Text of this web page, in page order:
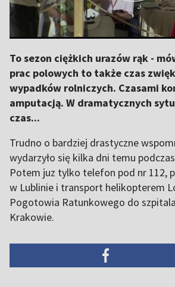
To sezon ciężkich urazów rąk -
prac polowych to także czas
wypadków rolniczych. Czasami
amputacją. W dramatycznych
czas...
Trudno o bardziej drastyczne
wydarzyło się kilka dni temu
Potem juz tylko telefon pod nr 112,
w Lublinie i transport helikopterem
Pogotowia Ratunkowego do
Krakowie.